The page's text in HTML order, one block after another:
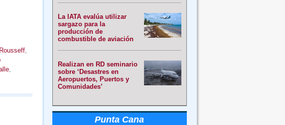
,
,
La IATA evalúa utilizar
sargazo para la
producción de
combustible de aviación
Realizan en RD seminario
sobre ‘Desastres en
Aeropuertos, Puertos y
Comunidades’
Punta Cana